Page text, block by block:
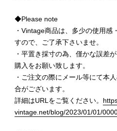
◆Please note
・Vintage商品は、多少の使用感
すので、ご了承下さいませ。
・平置き採寸の為、僅かな誤差
購入をお願い致します。
・ご注文の際にメール等にて本
合がございます。
詳細はURLをご覧ください。
vintage.net/blog/2023/01/01/